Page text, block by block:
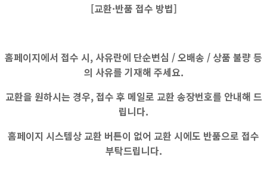
[교환·반품 접수 방법]
홈페이지에서 접수 시, 사유란에 단순변심 / 오배송 / 상품 불량등
의 사유를 기재해 주세요.
교환을 원하시는 경우, 접수 후 메일로 교환 송장번호를 안내해 드
립니다.
홈페이지 시스템상 교환 버튼이 없어 교환 시에도 반품으로 접수
부탁드립니다.